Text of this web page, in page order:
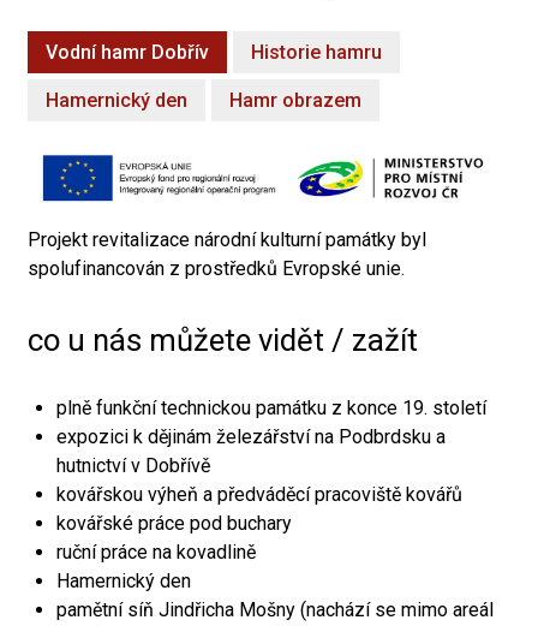
Vodní hamr Dobřív Historie hamru
Hamernický den Hamr obrazem
Projekt revitalizace národní kulturní památky byl
spolufinancován z prostředků Evropské unie.
co u nás můžete vidět / zažít
plně funkční technickou památku z konce 19. století
expozici k dějinám železářství na Podbrdsku a
hutnictví v Dobřívě
kovářskou výheň a předváděcí pracoviště kovářů
kovářské práce pod buchary
ruční práce na kovadlině
Hamernický den
pamětní síň Jindřicha Mošny (nachází se mimo areál